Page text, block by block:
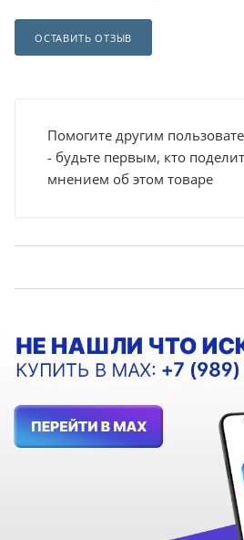
ОСТАВИТЬ ОТЗЫВ
Помогите другим
- будьте первым, кто
мнением об этом товаре